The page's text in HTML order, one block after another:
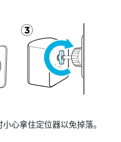
心拿住定位器以免掉落。